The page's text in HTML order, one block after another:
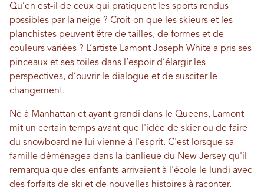
Qu’en est-il de ceux qui pratiquent les sports rendus
possibles par la neige ? Croit-on que les skieurs et les
planchistes peuvent être de tailles, de formes et de
couleurs variées ? L’artiste Lamont Joseph White a pris ses
pinceaux et ses toiles dans l’espoir d’élargir les
perspectives, d’ouvrir le dialogue et de susciter le
changement.
Né à Manhattan et ayant grandi dans le Queens, Lamont
mit un certain temps avant que l'idée de skier ou de faire
du snowboard ne lui vienne à l'esprit. C'est lorsque sa
famille déménagea dans la banlieue du New Jersey qu'il
remarqua que des enfants arrivaient à l'école le lundi avec
des forfaits de ski et de nouvelles histoires à raconter.